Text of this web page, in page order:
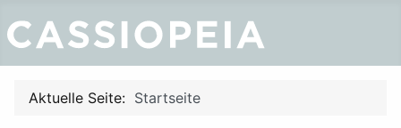
Aktuelle Seite: Startseite